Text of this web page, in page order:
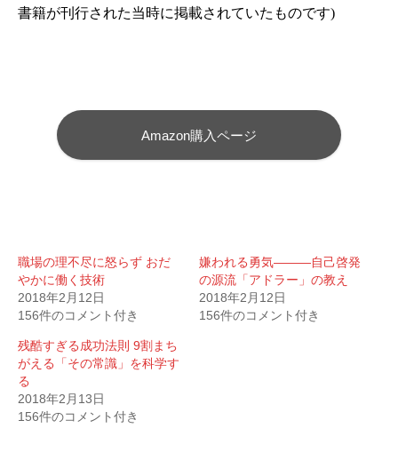
書籍が刊行された当時に掲載されていたものです)
Amazon購入ページ
職場の理不尽に怒らず おだ
やかに働く技術
2018年2月12日
156件のコメント付き
嫌われる勇気―――自己啓発
の源流「アドラー」の教え
2018年2月12日
156件のコメント付き
残酷すぎる成功法則 9割まち
がえる「その常識」を科学す
る
2018年2月13日
156件のコメント付き